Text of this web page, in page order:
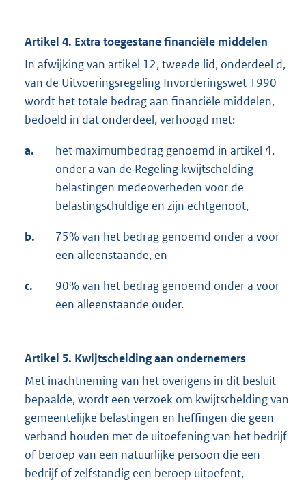
Artikel 4. Extra toegestane financiële middelen
In afwijking van artikel 12, tweede lid, onderdeel d,
van de Uitvoeringsregeling Invorderingswet 1990
wordt het totale bedrag aan financiële middelen,
bedoeld in dat onderdeel, verhoogd met:
a.
het maximumbedrag genoemd in artikel 4,
onder a van de Regeling kwijtschelding
belastingen medeoverheden voor de
belastingschuldige en zijn echtgenoot,
b.
75% van het bedrag genoemd onder a voor
een alleenstaande, en
c.
90% van het bedrag genoemd onder a voor
een alleenstaande ouder.
Artikel 5. Kwijtschelding aan ondernemers
Met inachtneming van het overigens in dit besluit
bepaalde, wordt een verzoek om kwijtschelding van
gemeentelijke belastingen en heffingen die geen
verband houden met de uitoefening van het bedrijf
of beroep van een natuurlijke persoon die een
bedrijf of zelfstandig een beroep uitoefent,